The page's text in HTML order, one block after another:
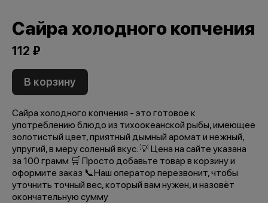
Сайра холодного копчения
112 ₽
В корзину
Сайра холодного копчения - это готовое к
употреблению блюдо из тихоокеанской рыбы, имеющее
золотистый цвет, приятный дымный аромат и нежный,
упругий, в меру соленый вкус. 💡 Цена на сайте указана
за 100 грамм 🛒 Просто добавьте товар в корзину и
оформите заказ 📞Наш оператор перезвонит, чтобы
уточнить точный вес, который вам нужен, и назовёт
окончательную сумму